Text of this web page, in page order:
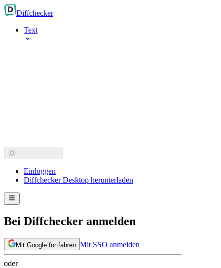
Diffchecker
Text
Einloggen
Diffchecker Desktop herunterladen
Bei Diffchecker anmelden
Mit Google fortfahren Mit SSO anmelden
oder